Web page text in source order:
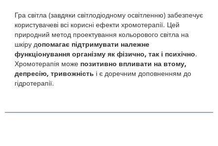
Гра світла (завдяки світлодіодному освітленню) забезпечує
користувачеві всі корисні ефекти хромотерапії. Цей
природний метод проектування кольорового світла на
шкіру допомагає підтримувати належне
функціонування організму як фізично, так і психічно.
Хромотерапія може позитивно впливати на втому,
депресію, тривожність і є доречним доповненням до
гідротерапії.